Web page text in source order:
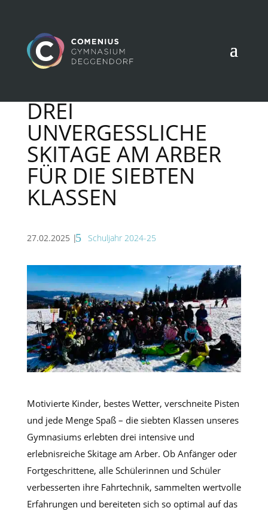
DREI
UNVERGESSLICHE
SKITAGE AM ARBER
FÜR DIE SIEBTEN
KLASSEN
27.02.2025 | Schuljahr 2024-25
Motivierte Kinder, bestes Wetter, verschneite Pisten
und jede Menge Spaß – die siebten Klassen unseres
Gymnasiums erlebten drei intensive und
erlebnisreiche Skitage am Arber. Ob Anfänger oder
Fortgeschrittene, alle Schülerinnen und Schüler
verbesserten ihre Fahrtechnik, sammelten wertvolle
Erfahrungen und bereiteten sich so optimal auf das